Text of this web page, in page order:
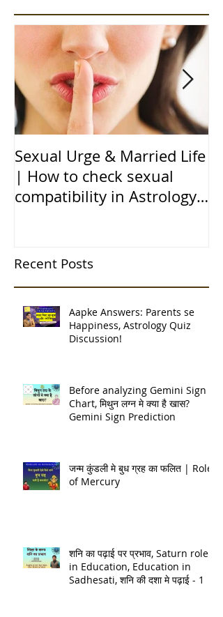
Sexual Urge & Married Life
| How to check sexual
compatibility in Astrology
Recent Posts
Aapke Answers: Parents se
Happiness, Astrology Quiz
Discussion!
Before analyzing Gemini Sign
Chart, मिथुन लग्न मे क्या है खास?
Gemini Sign Prediction
जन्म कुंडली मे बुध ग्रह का फलित | Role
of Mercury
शनि का पढ़ाई पर प्रभाव, Saturn role
in Education, Education in
Sadhesati, शनि की दशा मे पढ़ाई - 1